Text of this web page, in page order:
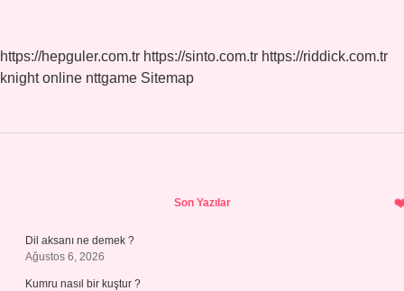
https://hepguler.com.tr https://sinto.com.tr https://riddick.com.tr
knight online nttgame Sitemap
Son Yazılar
Dil aksanı ne demek ?
Ağustos 6, 2026
Kumru nasıl bir kuştur ?